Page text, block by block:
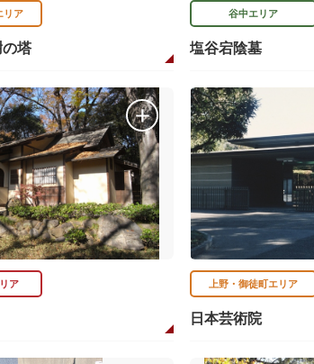
リア
塔
谷中エリア
塩谷宕陰墓
ア 上野・御徒町エリア
日本芸術院